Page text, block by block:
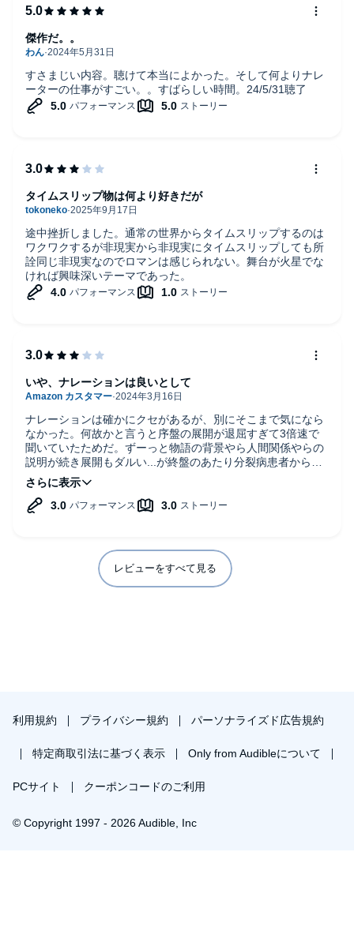
すさまじい内容。聴けて本当によかった。そして何よりナレ
ーターの仕事がすごい。。すばらしい時間。24/5/31聴了
傑作だ。。
途中挫折しました。通常の世界からタイムスリップするのは
ワクワクするが非現実から非現実にタイムスリップしても所
詮同じ非現実なのでロマンは感じられない。舞台が火星でな
ければ興味深いテーマであった。
タイムスリップ物は何より好きだが
ナレーションは確かにクセがあるが、別にそこまで気になら
なかった。何故かと言うと序盤の展開が退屈すぎて3倍速で
聞いていたためだ。ずーっと物語の背景やら人間関係やらの
説明が続き展開もダルい...が終盤のあたり分裂病患者から見
えている世界の描写のヤバさや時間軸の歪み、怒涛の伏線回
収がされる。これはすごい。さすがディック。しかしこれ物
語の舞台が火星である必要性はあったのだろうか？西部開拓
いや、ナレーションは良いとして
レビューをすべて見る
利用規約 プライバシー規約 パーソナライズド広告規約
特定商取引法に基づく表示 Only from Audibleについて
PCサイト クーポンコードのご利用
© Copyright 1997 - 2026 Audible, Inc